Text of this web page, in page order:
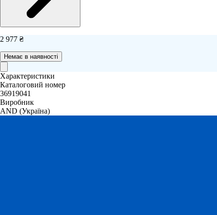
2 977 ₴
Немає в наявності
Характеристики
Каталоговий номер
36919041
Виробник
AND (Україна)